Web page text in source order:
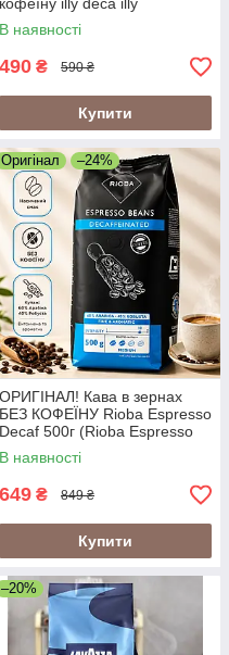
decaffeinato illy decaffeinated)
250г Італія
В наявності
490 ₴ 590 ₴
Купити
Оригінал –24%
ОРИГІНАЛ! Кава в зернах
БЕЗ КОФЕЇНУ Rioba Espresso
Decaf 500г (Rioba Espresso
Decaffeinated) 500г Італія
В наявності
649 ₴ 849 ₴
Купити
–20%